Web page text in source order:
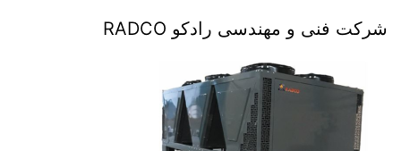
شرکت فنی و مهندسی رادکو RADCO